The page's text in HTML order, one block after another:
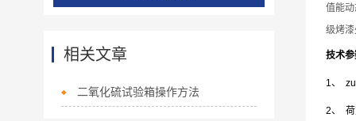
值能
级烤
技术
1、
2、
相关文章
二氧化硫试验箱操作方法